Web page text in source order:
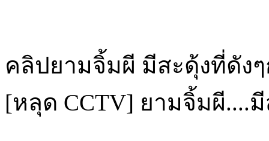
คลิปยามจิ้มผี มีสะดุ้งที่ดัง
[หลุด CCTV] ยามจิ้มผี....